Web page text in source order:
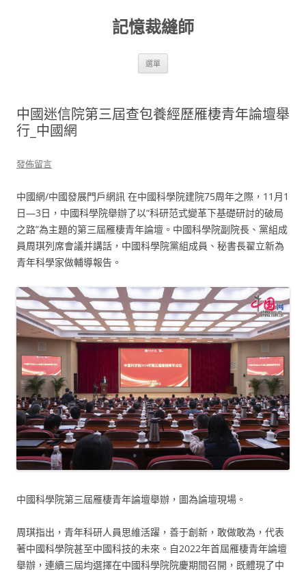
記憶裁縫師
選單
中國迷信院第三屆查包養經歷雁棲青年論壇舉
行_中國網
發佈留言
中國網/中國發展門戶網訊 在中國科學院建院75周年之際，11月1
日—3日，中國科學院舉辦了以“科研范式變革下基礎研討的破局
之路”為主題的第三屆雁棲青年論壇。中國科學院副院長、黨組成
員周琪列席會議并講話，中國科學院黨組成員、秘書長翟立新為
青年科學家做輔導報告。
中國科學院第三屆雁棲青年論壇舉辦，圖為論壇現場。
周琪指出，青年科研人員思維活躍，善于創新，敢做敢為，代表
著中國科學院甚至中國科技的未來。自2022年首屆雁棲青年論壇
舉辦，連續三屆均選擇在中國科學院院慶期間召開，既體現了中